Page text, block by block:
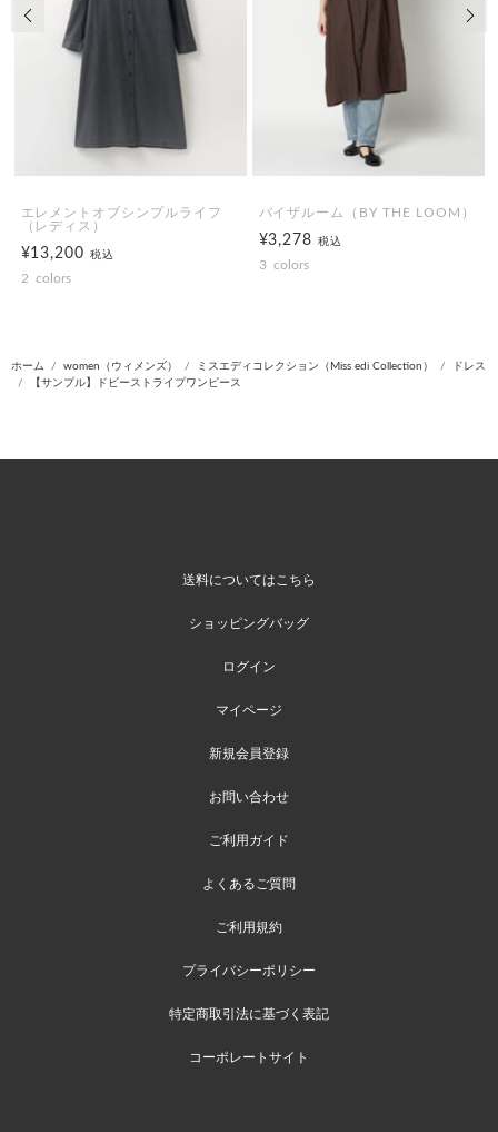
エレメントオブシンプルライフ
（レディス）
¥13,200税込
2 colors
バイザルーム（BY THE LOOM）
¥3,278税込
3 colors
前の画像
ホーム women（ウィメンズ） ミスエディコレクション（Miss edi Collection）
ドレス
【サンプル】ドビーストライプワンピース
送料についてはこちら
ショッピングバッグ
ログイン
マイページ
新規会員登録
お問い合わせ
ご利用ガイド
よくあるご質問
ご利用規約
プライバシーポリシー
特定商取引法に基づく表記
コーポレートサイト